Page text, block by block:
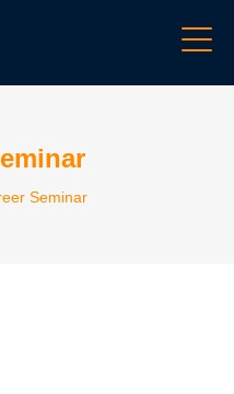
Seminar